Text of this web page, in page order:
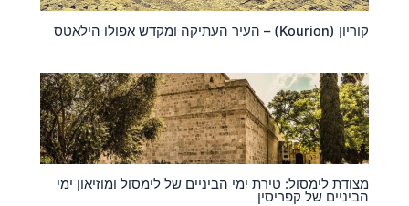
קוריון (Kourion) – העיר העתיקה ומקדש אפולו הילאטס
מצודת לימסול: טירת ימי הביניים של לימסול ומוזיאון ימי
הביניים של קפריסין